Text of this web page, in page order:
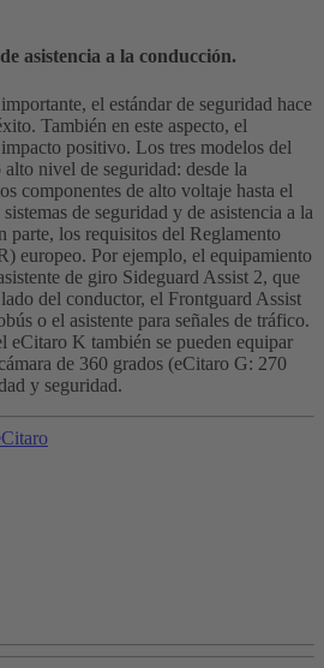
asistencia a la conducción.
el estándar de seguridad hace
También en este aspecto, el
positivo. Los tres modelos del
nivel de seguridad: desde la
componentes de alto voltaje hasta el
de seguridad y de asistencia a la
parte, los requisitos del Reglamento
europeo. Por ejemplo, el equipamiento
de giro Sideguard Assist 2, que
del conductor, el Frontguard Assist
o el asistente para señales de tráfico.
eCitaro K también se pueden equipar
de 360 grados (eCitaro G: 270
y seguridad.